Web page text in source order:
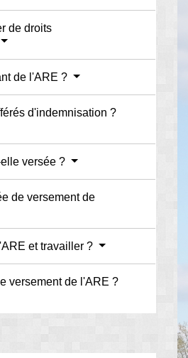
de droits
de l'ARE ?
d'indemnisation ?
versée ?
de versement de
et travailler ?
versement de l'ARE ?